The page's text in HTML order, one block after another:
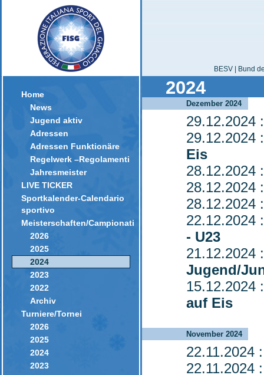
Home
News
Jugend aktiv
Adressen
Adressen Funktionäre
Regelwerk –Regolamenti
Jahresmeister
LIVE TICKER
Sportkalender-Calendario
sportivo
Meisterschaften/Campionati
2026
2025
2024
2023
2022
Archiv
Turniere/Tornei
2026
2025
2024
2023
BESV | Bund
2024
Dezember 2024
29.12.2024
29.12.2024
Eis
28.12.2024
28.12.2024
28.12.2024
22.12.2024
- U23
21.12.2024
Jugend/
15.12.2024
auf Eis
November 2024
22.11.2024
22.11.2024